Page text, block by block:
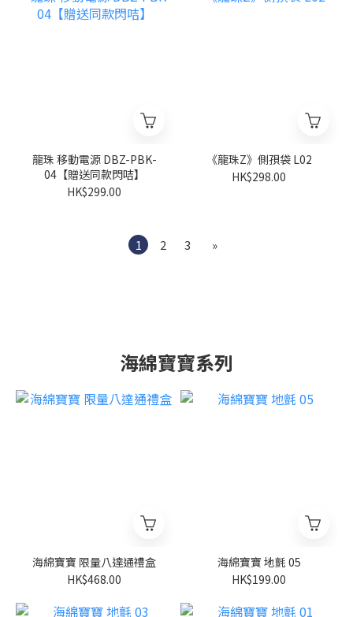
龍珠 移動電源 DBZ-PBK-
04【贈送同款閃咭】
HK$299.00
《龍珠Z》側孭袋 L02
HK$298.00
1 2 3 »
海綿寶寶系列
海綿寶寶 限量八達通禮盒
HK$468.00
海綿寶寶 地氈 05
HK$199.00